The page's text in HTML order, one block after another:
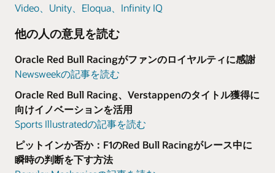
Video、Unity、Eloqua、Infinity IQ
他の人の意見を読む
Oracle Red Bull Racingがファンのロイヤルティに感謝
Newsweekの記事を読む
Oracle Red Bull Racing、Verstappenのタイトル獲得に
向けイノベーションを活用
Sports Illustratedの記事を読む
ピットインか否か：F1のRed Bull Racingがレース中に
瞬時の判断を下す方法